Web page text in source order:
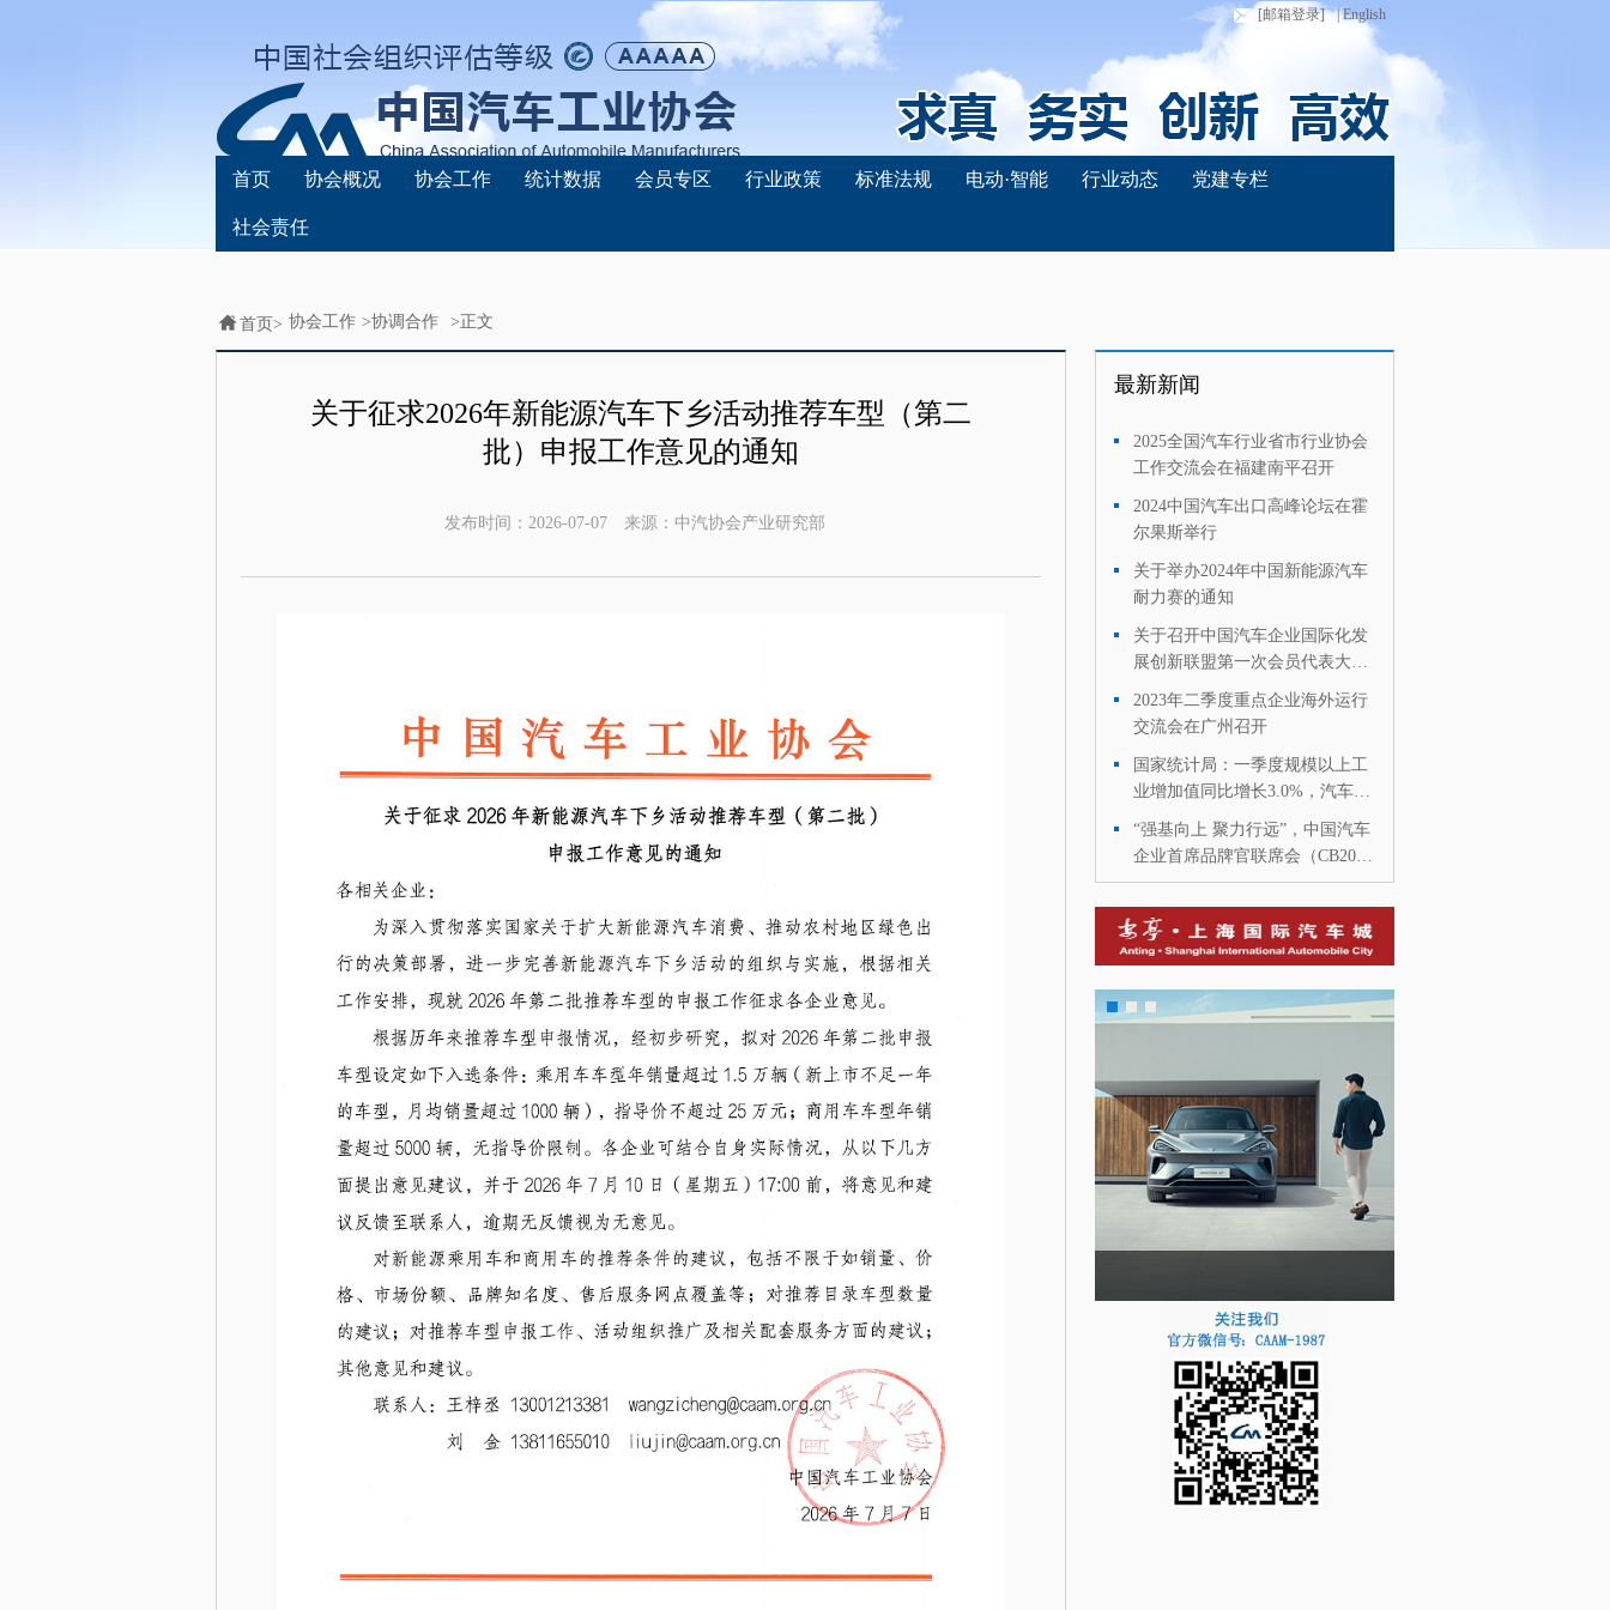
[邮箱登录] | English
首页 协会概况 协会工作 统计数据 会员专区 行业政策 标准法规 电动·智能 行业动态 党建专栏
社会责任
首页> 协会工作 >协调合作 >正文
关于征求2026年新能源汽车下乡活动推荐车型（第二
批）申报工作意见的通知
发布时间： 2026-07-07 来源： 中汽协会产业研究部
最新新闻
2025全国汽车行业省市行业协会
工作交流会在福建南平召开
2024中国汽车出口高峰论坛在霍
尔果斯举行
关于举办2024年中国新能源汽车
耐力赛的通知
关于召开中国汽车企业国际化发
展创新联盟第一次会员代表大会
暨成立大会的通知
2023年二季度重点企业海外运行
交流会在广州召开
国家统计局：一季度规模以上工
业增加值同比增长3.0%，汽车制
造业增长4.4%
“强基向上 聚力行远”，中国汽车
企业首席品牌官联席会（CB20）
二届二次工作会议成功召开